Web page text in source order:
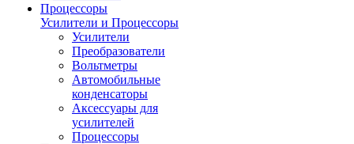
Усилители и Процессоры
Усилители
Преобразователи
Вольтметры
Автомобильные
конденсаторы
Аксессуары для
усилителей
Процессоры